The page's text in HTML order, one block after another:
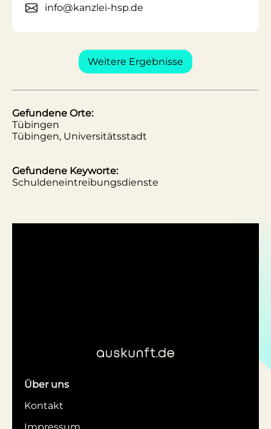
info@kanzlei-hsp.de
Weitere Ergebnisse
Gefundene Orte:
Tübingen
Tübingen, Universitätsstadt
Gefundene Keyworte:
Schuldeneintreibungsdienste
Über uns
Kontakt